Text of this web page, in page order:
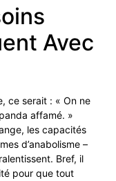
Avec
ce serait : « On ne
affamé. »
les capacités
d’anabolisme –
Bref, il
pour que tout